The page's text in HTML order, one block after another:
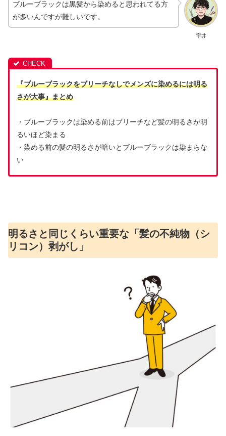
宇井
ブルーブラックは黒髪から染めると思われてる方
が多いんですが難しいです。
『ブルーブラックをブリーチなしでメンズに染めるには明る
さが大事』まとめ
・ブルーブラックは染める前はブリーチなど髪の明るさが明
るいほど染まる
・染める前の髪の明るさが暗いとブルーブラックは染まらな
い
明るさと同じくらい重要な「髪の不純物（シ
リコン）剥がし」